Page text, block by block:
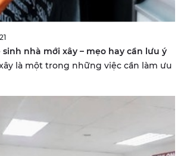
nhà mới xây – mẹo hay cần lưu ý
là một trong những việc cần làm ưu